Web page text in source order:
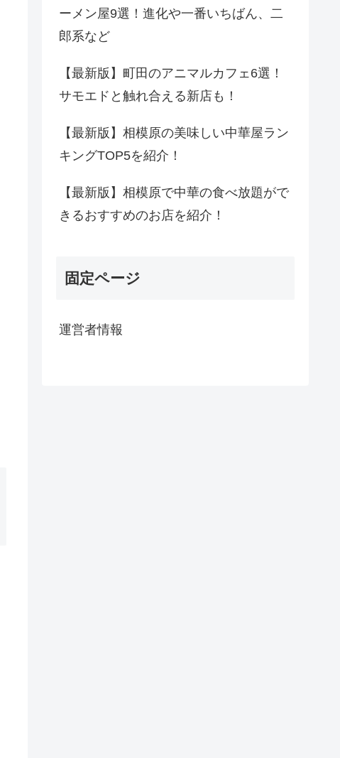
ーメン屋9選！進化や一番いちばん、二
郎系など
【最新版】町田のアニマルカフェ6選！
サモエドと触れ合える新店も！
【最新版】相模原の美味しい中華屋ラン
キングTOP5を紹介！
【最新版】相模原で中華の食べ放題がで
きるおすすめのお店を紹介！
固定ページ
運営者情報